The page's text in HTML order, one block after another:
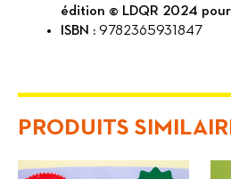
édition © LDQR 2024
ISBN : 9782365931847
PRODUITS